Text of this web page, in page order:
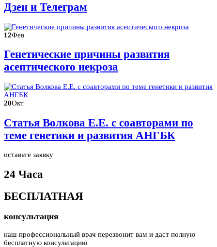
Дзен и Телеграм
12Фев
Генетические причины развития
асептического некроза
20Окт
Статья Волкова Е.Е. с соавторами по
теме генетики и развития АНГБК
оставьте заявку
24 Часа
БЕСПЛАТНАЯ
консультация
наш профессиональный врач перезвонит вам и даст полную
бесплатную консультацию